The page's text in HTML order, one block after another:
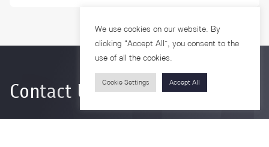
Contact Us
We use cookies on our website. By
clicking “Accept All”, you consent to the
use of all the cookies.
Cookie Settings Accept All